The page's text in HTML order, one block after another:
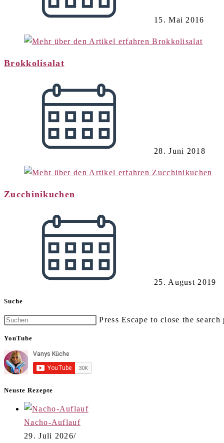
15. Mai 2016
Brokkolisalat
28. Juni 2018
Zucchinikuchen
25. August 2019
Suche
Press Escape to close the search
YouTube
Neuste Rezepte
Nacho-Auflauf
29. Juli 2026/